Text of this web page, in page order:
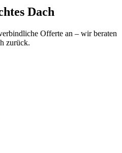
Dach
Offerte an – wir beraten
zurück.